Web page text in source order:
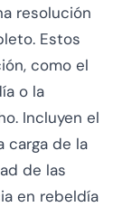
resolución
Estos
como el
o la
Incluyen el
carga de la
de las
en rebeldía